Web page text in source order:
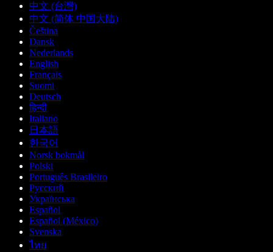
中文 (台灣)
中文 (简体 中国大陆)
Čeština
Dansk
Nederlands
English
Français
Suomi
Deutsch
हिन्दी
Italiano
日本語
한국어
Norsk bokmål
Polski
Português Brasileiro
Русский
Українська
Español
Español (México)
Svenska
ไทย